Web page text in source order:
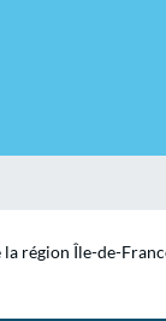
région Île-de-